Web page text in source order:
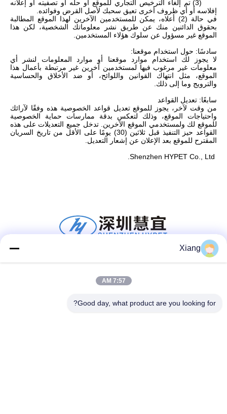
(3) تم إلغاء الترخيص التجاري للموقع أو حله أو تصفيته أو إعلانه
إفلاسه أو أي ظروف أخرى تعيق سحبك لأصل القرض وفوائده.
في حالة (2) أعلاه، يمكن للمستخدمين الآخرين لهذا الموقع المطالبة
بحقوق الدائنين منك عن طريق نشر معلوماتك الشخصية، لكن هذا
الموقع غير مسؤول عن سلوك هؤلاء المستخدمين.
سادسًا: حول استخدام موقعنا:
لا يجوز لك استخدام موارد موقعنا أو موارد المعلومات لنشر أي
معلومات غير مرغوب فيها لمستخدمين آخرين غير مرتبطة بأعمال هذا
الموقع، مثل انتهاك القوانين واللوائح، أو ضد الأخلاق والحساسية
والترويج وما إلى ذلك.
سابعًا: تعديل القواعد
من وقت لآخر، يجوز للموقع تعديل قواعد الخصوصية هذه وفقًا لآرائك
واحتياجات الموقع، وذلك لتعكس بدقة ممارسات حماية الخصوصية
للموقع لك ولمستخدمي الموقع الآخرين. تدخل جميع التعديلات على هذه
القواعد حيز التنفيذ قبل ثلاثين (30) يومًا على الأقل من تاريخ السريان
المقترح للموقع بعد الإعلان عن إشعار التعديل.
Xiang
7:57 AM
Good day, what product are you looking for?